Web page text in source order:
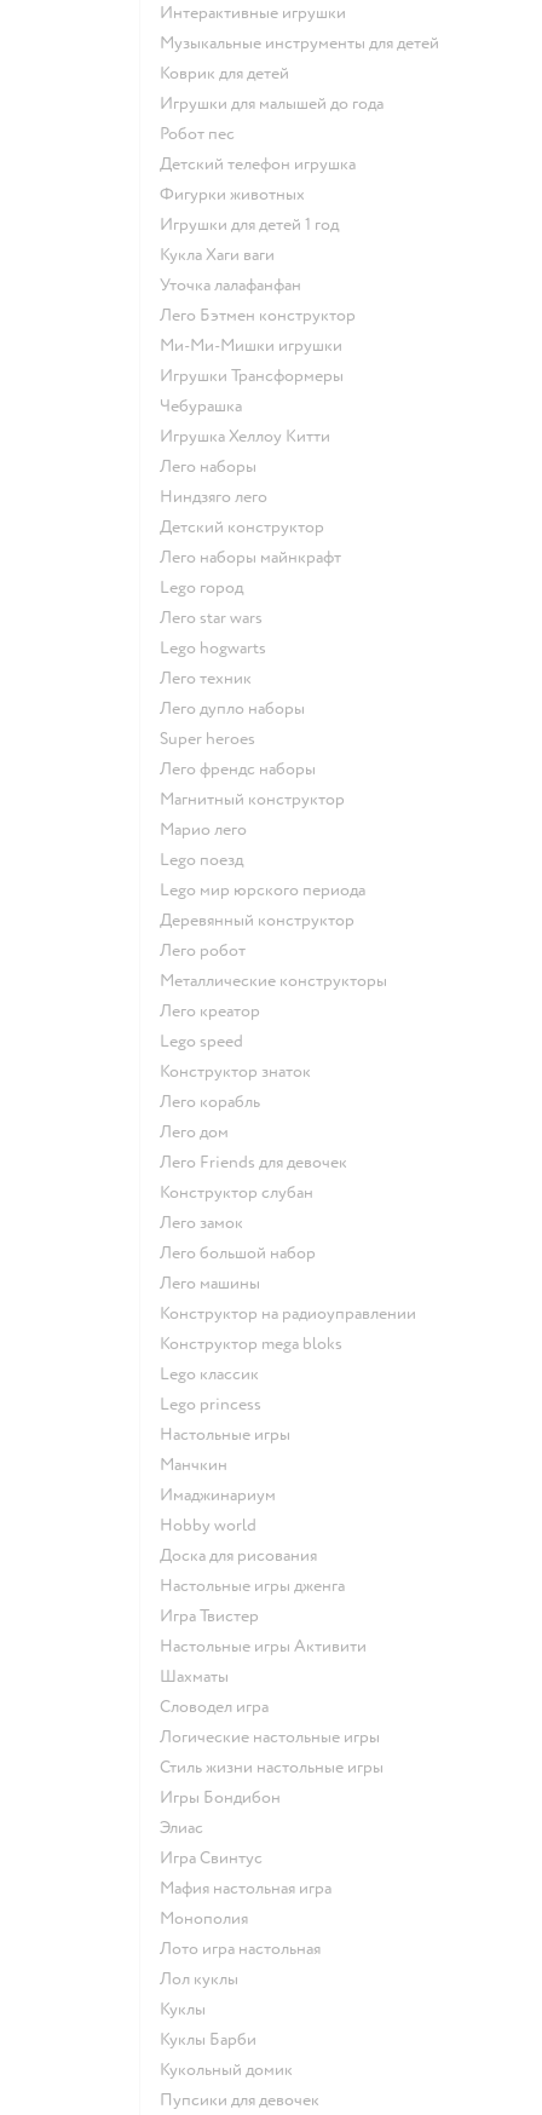
Интерактивные игрушки
Музыкальные инструменты для детей
Коврик для детей
Игрушки для малышей до года
Робот пес
Детский телефон игрушка
Фигурки животных
Игрушки для детей 1 год
Кукла Хаги ваги
Уточка лалафанфан
Лего Бэтмен конструктор
Ми-Ми-Мишки игрушки
Игрушки Трансформеры
Чебурашка
Игрушка Хеллоу Китти
Лего наборы
Ниндзяго лего
Детский конструктор
Лего наборы майнкрафт
Lego город
Лего star wars
Lego hogwarts
Лего техник
Лего дупло наборы
Super heroes
Лего френдс наборы
Магнитный конструктор
Марио лего
Lego поезд
Lego мир юрского периода
Деревянный конструктор
Лего робот
Металлические конструкторы
Лего креатор
Lego speed
Конструктор знаток
Лего корабль
Лего дом
Лего Friends для девочек
Конструктор слубан
Лего замок
Лего большой набор
Лего машины
Конструктор на радиоуправлении
Конструктор mega bloks
Lego классик
Lego princess
Настольные игры
Манчкин
Имаджинариум
Hobby world
Доска для рисования
Настольные игры дженга
Игра Твистер
Настольные игры Активити
Шахматы
Словодел игра
Логические настольные игры
Стиль жизни настольные игры
Игры Бондибон
Элиас
Игра Свинтус
Мафия настольная игра
Монополия
Лото игра настольная
Лол куклы
Куклы
Куклы Барби
Кукольный домик
Пупсики для девочек